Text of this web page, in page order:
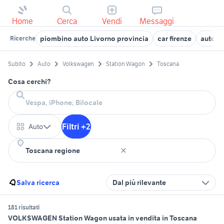
Home Cerca Vendi Messaggi
Ricerche piombino auto Livorno provincia car firenze auto
Subito Auto Volkswagen Station Wagon Toscana
Cosa cerchi?
Auto Filtri +2
Salva ricerca Dal più rilevante
181 risultati
VOLKSWAGEN Station Wagon usata in vendita in Toscana